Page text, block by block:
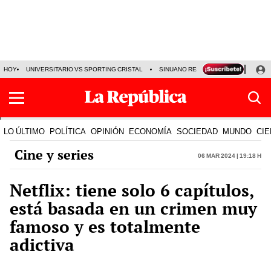
HOY UNIVERSITARIO VS SPORTING CRISTAL SINUANO RESULTADOS HOY
LO ÚLTIMO POLÍTICA OPINIÓN ECONOMÍA SOCIEDAD MUNDO
Cine y series 06 Mar 2024 | 19:18 h
Netflix: tiene solo 6 capítulos,
está basada en un crimen muy
famoso y es totalmente
adictiva